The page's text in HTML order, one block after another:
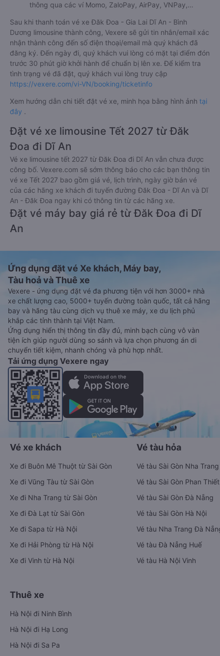
thông qua các ví Momo, ZaloPay, AirPay, VNPay,…
Sau khi thanh toán vé xe Đăk Đoa - Gia Lai Dĩ An - Bình
Dương limousine thành công, Vexere sẽ gửi tin nhắn/email xác
nhận thành công đến số điện thoại/email mà quý khách đã
đăng ký. Đến ngày đi, quý khách vui lòng có mặt tại điểm đón
trước 30 phút giờ khởi hành để chuẩn bị lên xe. Để kiểm tra
tình trạng vé đã đặt, quý khách vui lòng truy cập
https://vexere.com/vi-VN/booking/ticketinfo
Xem hướng dẫn chi tiết đặt vé xe, minh họa bằng hình ảnh tại
đây .
Đặt vé xe limousine Tết 2027 từ Đăk
Đoa đi Dĩ An
Vé xe limousine tết 2027 từ Đăk Đoa đi Dĩ An vẫn chưa được
công bố. Vexere.com sẽ sớm thông báo cho các bạn thông tin
vé xe Tết 2027 bao gồm giá vé, lịch trình, ngày giờ bán vé
của các hãng xe khách đi tuyến đường Đăk Đoa - Dĩ An và Dĩ
An - Đăk Đoa ngay khi có thông tin từ các hãng xe.
Đặt vé máy bay giá rẻ từ Đăk Đoa đi Dĩ
An
Ứng dụng đặt vé Xe khách, Máy bay,
Tàu hoả và Thuê xe
Vexere - ứng dụng đặt vé đa phương tiện với hơn 3000+ nhà
xe chất lượng cao, 5000+ tuyến đường toàn quốc, tất cả hãng
bay và hãng tàu cùng dịch vụ thuê xe máy, xe du lịch phủ
khắp các tỉnh thành tại Việt Nam.
Ứng dụng hiển thị thông tin đầy đủ, minh bạch cùng vô vàn
tiện ích giúp người dùng so sánh và lựa chọn phương án di
chuyển tiết kiệm, nhanh chóng và phù hợp nhất.
Tải ứng dụng Vexere ngay
Vé xe khách
Xe đi Buôn Mê Thuột từ Sài Gòn
Xe đi Vũng Tàu từ Sài Gòn
Xe đi Nha Trang từ Sài Gòn
Xe đi Đà Lạt từ Sài Gòn
Xe đi Sapa từ Hà Nội
Xe đi Hải Phòng từ Hà Nội
Xe đi Vinh từ Hà Nội
Vé tàu hỏa
Vé tàu Sài Gòn Nha Trang
Vé tàu Sài Gòn Phan Thiết
Vé tàu Sài Gòn Đà Nẵng
Vé tàu Sài Gòn Hà Nội
Vé tàu Nha Trang Đà
Vé tàu Đà Nẵng Huế
Vé tàu Hà Nội Vinh
Thuê xe
Hà Nội đi Ninh Bình
Hà Nội đi Hạ Long
Hà Nội đi Sa Pa